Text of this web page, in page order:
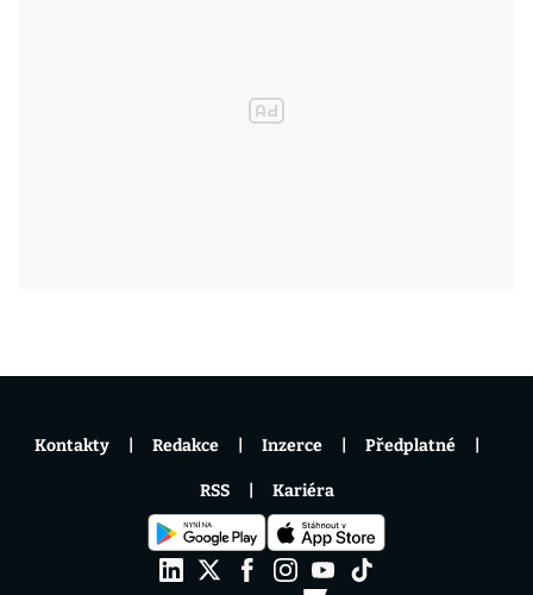
Kontakty Redakce Inzerce Předplatné
RSS Kariéra